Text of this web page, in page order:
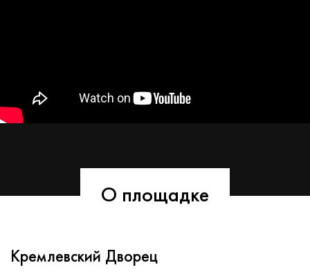
О площадке
Кремлевский Дворец